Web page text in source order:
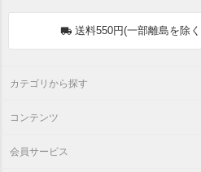
送料550円(一部離島を除
カテゴリから探す
コンテンツ
会員サービス